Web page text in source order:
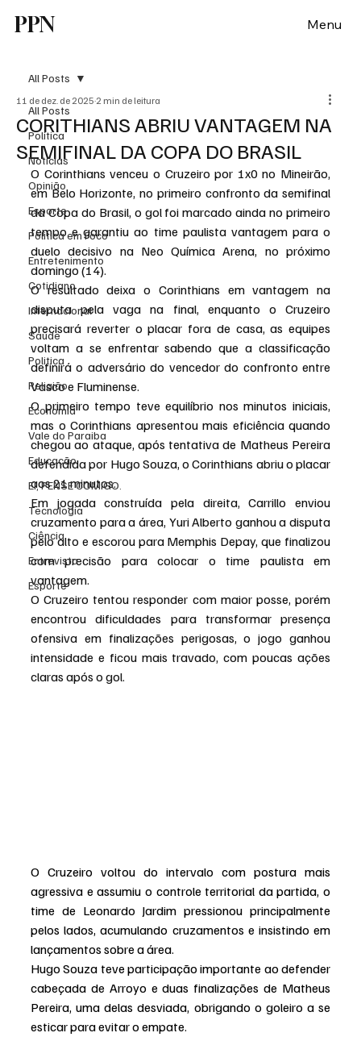
PPN Menu
All Posts
Política
Notícias
Opinião
Esporte
Politica em Foco
Entretenimento
Cotidiano
Internacional
Saúde
Politica
Religião
Economia
Vale do Paraiba
Educação
EI, PENSE COMIGO.
Tecnologia
Ciência
Entrevista
Esporte
All Posts
CORITHIANS ABRIU VANTAGEM NA
SEMIFINAL DA COPA DO BRASIL
11 de dez. de 2025 2 min de leitura
O Corinthians venceu o Cruzeiro por 1x0 no Mineirão,
em Belo Horizonte, no primeiro confronto da semifinal
da Copa do Brasil, o gol foi marcado ainda no primeiro
tempo e garantiu ao time paulista vantagem para o
duelo decisivo na Neo Química Arena, no próximo
domingo (14).
O resultado deixa o Corinthians em vantagem na
disputa pela vaga na final, enquanto o Cruzeiro
precisará reverter o placar fora de casa, as equipes
voltam a se enfrentar sabendo que a classificação
definirá o adversário do vencedor do confronto entre
Vasco e Fluminense.
O primeiro tempo teve equilíbrio nos minutos iniciais,
mas o Corinthians apresentou mais eficiência quando
chegou ao ataque, após tentativa de Matheus Pereira
defendida por Hugo Souza, o Corinthians abriu o placar
aos 21 minutos.
Em jogada construída pela direita, Carrillo enviou
cruzamento para a área, Yuri Alberto ganhou a disputa
pelo alto e escorou para Memphis Depay, que finalizou
com precisão para colocar o time paulista em
vantagem.
O Cruzeiro tentou responder com maior posse, porém
encontrou dificuldades para transformar presença
ofensiva em finalizações perigosas, o jogo ganhou
intensidade e ficou mais travado, com poucas ações
claras após o gol.
O Cruzeiro voltou do intervalo com postura mais
agressiva e assumiu o controle territorial da partida, o
time de Leonardo Jardim pressionou principalmente
pelos lados, acumulando cruzamentos e insistindo em
lançamentos sobre a área.
Hugo Souza teve participação importante ao defender
cabeçada de Arroyo e duas finalizações de Matheus
Pereira, uma delas desviada, obrigando o goleiro a se
esticar para evitar o empate.